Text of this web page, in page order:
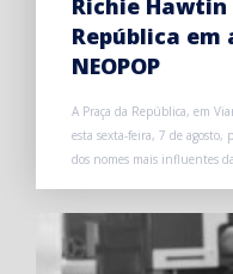
República
NEOPOP
A Praça da República, em
esta sexta-feira, 7 de
dos nomes mais influentes